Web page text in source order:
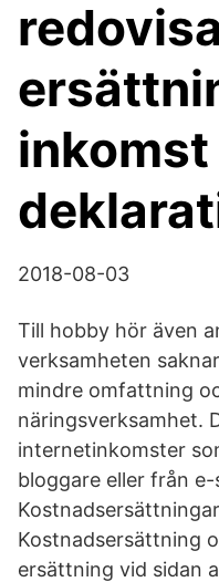
redovisa
inkomst
2018-08-03
Till hobby hör även
verksamheten
mindre omfattning
näringsverksamhet.
internetinkomster
bloggare eller från
Kostnadsersättning
ersättning vid sidan